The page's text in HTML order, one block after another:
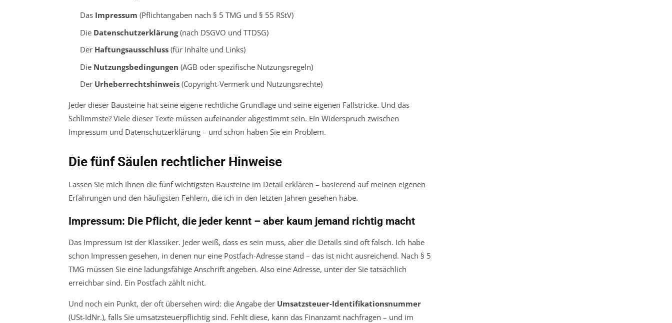
Das Impressum (Pflichtangaben nach § 5 TMG und § 55 RStV)
Die Datenschutzerklärung(nach DSGVO und TTDSG)
Der Haftungsausschluss(für Inhalte und Links)
Die Nutzungsbedingungen (AGB oder spezifische Nutzungsregeln)
Der Urheberrechtshinweis(Copyright-Vermerk und Nutzungsrechte)
Jeder dieser Bausteine hat seine eigene rechtliche Grundlage und seine eigenen Fallstricke. Und das
Schlimmste? Viele dieser Texte müssen aufeinander abgestimmt sein. Ein Widerspruch zwischen
Impressum und Datenschutzerklärung – und schon haben Sie ein Problem.
Die fünf Säulen rechtlicher Hinweise
Lassen Sie mich Ihnen die fünf wichtigsten Bausteine im Detail erklären – basierend auf meinen eigenen
Erfahrungen und den häufigsten Fehlern, die ich in den letzten Jahren gesehen habe.
Impressum: Die Pflicht, die jeder kennt – aber kaum jemand richtig macht
Das Impressum ist der Klassiker. Jeder weiß, dass es sein muss, aber die Details sind oft falsch. Ich habe
schon Impressen gesehen, in denen nur eine Postfach-Adresse stand – das ist nicht ausreichend. Nach § 5
TMG müssen Sie eine ladungsfähige Anschrift angeben. Also eine Adresse, unter der Sie tatsächlich
erreichbar sind. Ein Postfach zählt nicht.
Und noch ein Punkt, der oft übersehen wird: die Angabe der Umsatzsteuer-Identifikationsnummer
(USt-IdNr.), falls Sie umsatzsteuerpflichtig sind. Fehlt diese, kann das Finanzamt nachfragen – und im